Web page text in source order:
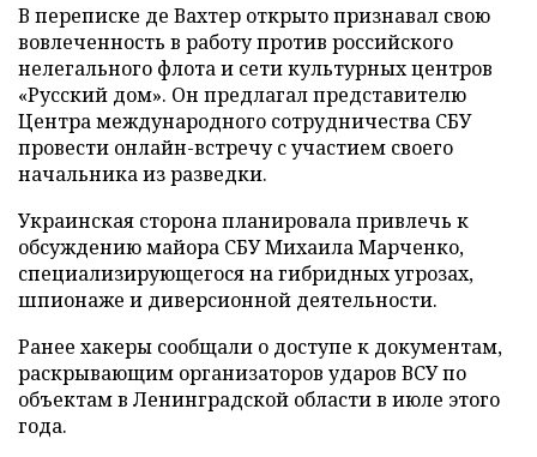
В переписке де Вахтер открыто признавал свою
вовлеченность в работу против российского
нелегального флота и сети культурных центров
«Русский дом». Он предлагал представителю
Центра международного сотрудничества СБУ
провести онлайн-встречу с участием своего
начальника из разведки.
Украинская сторона планировала привлечь к
обсуждению майора СБУ Михаила Марченко,
специализирующегося на гибридных угрозах,
шпионаже и диверсионной деятельности.
Ранее хакеры сообщали о доступе к документам,
раскрывающим организаторов ударов ВСУ по
объектам в Ленинградской области в июле этого
года.